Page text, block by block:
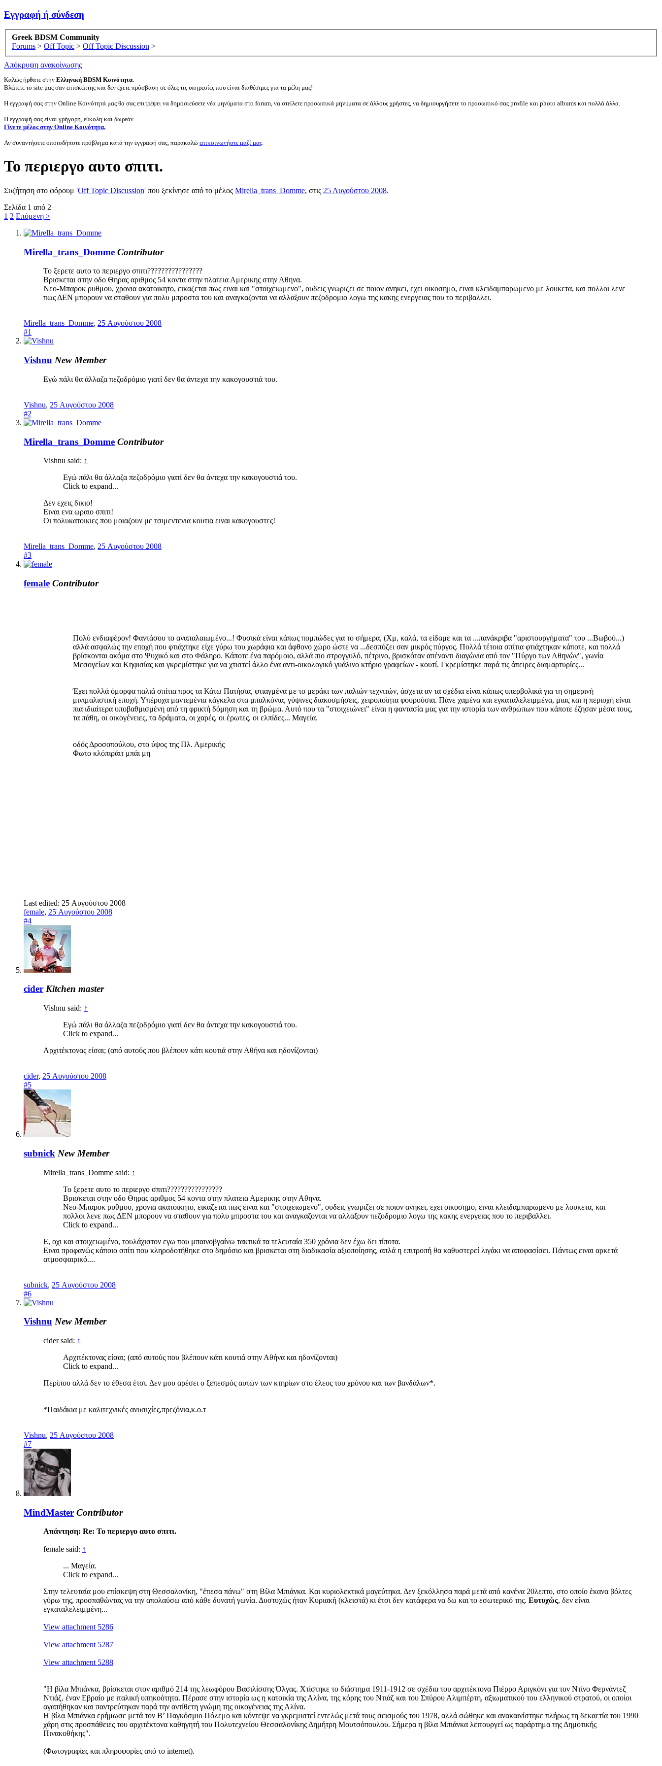
Εγγραφή ή σύνδεση
Greek BDSM Community
Forums > Off Topic > Off Topic Discussion >
Απόκρυψη ανακοίνωσης
Καλώς ήρθατε στην Ελληνική BDSM Κοινότητα.
Βλέπετε το site μας σαν επισκέπτης και δεν έχετε πρόσβαση σε όλες τις υπηρεσίες που είναι διαθέσιμες για τα μέλη μας!
Η εγγραφή σας στην Online Κοινότητά μας θα σας επιτρέψει να δημοσιεύσετε νέα μηνύματα στο forum, να στείλετε προσωπικά μηνύματα σε άλλους χρήστες, να δημιουργήσετε το προσωπικό σας profile και photo albums και πολλά άλλα.
Η εγγραφή σας είναι γρήγορη, εύκολη και δωρεάν.
Γίνετε μέλος στην Online Κοινότητα.
Αν συναντήσετε οποιοδήποτε πρόβλημα κατά την εγγραφή σας, παρακαλώ επικοινωνήστε μαζί μας.
Το περιεργο αυτο σπιτι.
Συζήτηση στο φόρουμ 'Off Topic Discussion' που ξεκίνησε από το μέλος Mirella_trans_Domme, στις 25 Αυγούστου 2008.
Σελίδα 1 από 2
1 2 Επόμενη >
Mirella_trans_Domme Contributor
Το ξερετε αυτο το περιεργο σπιτι????????????????
Βρισκεται στην οδο Θηρας αριθμος 54 κοντα στην πλατεια Αμερικης στην Αθηνα.
Νεο-Μπαροκ ρυθμου, χρονια ακατοικητο, εικαζεται πως ειναι και "στοιχειωμενο", ουδεις γνωριζει σε ποιον ανηκει, εχει οικοσημο, ειναι κλειδαμπαρωμενο με λουκετα, και πολλοι λενε
πως ΔΕΝ μπορουν να σταθουν για πολυ μπροστα του και αναγκαζονται να αλλαξουν πεζοδρομιο λογω της κακης ενεργειας που το περιβαλλει.
Mirella_trans_Domme, 25 Αυγούστου 2008
#1
Vishnu New Member
Εγώ πάλι θα άλλαζα πεζοδρόμιο γιατί δεν θα άντεχα την κακογουστιά του.
Vishnu, 25 Αυγούστου 2008
#2
Mirella_trans_Domme Contributor
Vishnu said: ↑
Εγώ πάλι θα άλλαζα πεζοδρόμιο γιατί δεν θα άντεχα την κακογουστιά του.
Click to expand...
Δεν εχεις δικιο!
Ειναι ενα ωραιο σπιτι!
Οι πολυκατοικιες που μοιαζουν με τσιμεντενια κουτια ειναι κακογουστες!
Mirella_trans_Domme, 25 Αυγούστου 2008
#3
female Contributor
Πολύ ενδιαφέρον! Φαντάσου το αναπαλαιωμένο...! Φυσικά είναι κάπως πομπώδες για το σήμερα, (Χμ, καλά, τα είδαμε και τα ...πανάκριβα "αριστουργήματα" του ...Βωβού...)
αλλά ασφαλώς την εποχή που φτιάχτηκε είχε γύρω του χωράφια και άφθονο χώρο ώστε να ...δεσπόζει σαν μικρός πύργος. Πολλά τέτοια σπίτια φτιάχτηκαν κάποτε, και πολλά
βρίσκονται ακόμα στο Ψυχικό και στο Φάληρο. Κάποτε ένα παρόμοιο, αλλά πιο στρογγυλό, πέτρινο, βρισκόταν απέναντι διαγώνια από τον "Πύργο των Αθηνών", γωνία
Μεσογείων και Κηφισίας και γκρεμίστηκε για να χτιστεί άλλο ένα αντι-οικολογικό γυάλινο κτήριο γραφείων - κουτί. Γκρεμίστηκε παρά τις άπειρες διαμαρτυρίες...
Έχει πολλά όμορφα παλιά σπίτια προς τα Κάτω Πατήσια, φτιαγμένα με το μεράκι των παλιών τεχνιτών, άσχετα αν τα σχέδια είναι κάπως υπερβολικά για τη σημερινή
μινιμαλιστική εποχή. Υπέροχα μαντεμένια κάγκελα στα μπαλκόνια, γύψινες διακοσμήσεις, χειροποίητα φουρούσια. Πάνε χαμένα και εγκαταλελειμμένα, μιας και η περιοχή είναι
πια ιδιαίτερα υποβαθμισμένη από τη φρικτή δόμηση και τη βρώμα. Αυτό που τα "στοιχειώνει" είναι η φαντασία μας για την ιστορία των ανθρώπων που κάποτε έζησαν μέσα τους,
τα πάθη, οι οικογένειες, τα δράματα, οι χαρές, οι έρωτες, οι ελπίδες... Μαγεία.
οδός Δροσοπούλου, στο ύψος της Πλ. Αμερικής
Φωτο κλόπιράιτ μπάι μη
Last edited: 25 Αυγούστου 2008
female, 25 Αυγούστου 2008
#4
cider Kitchen master
Vishnu said: ↑
Εγώ πάλι θα άλλαζα πεζοδρόμιο γιατί δεν θα άντεχα την κακογουστιά του.
Click to expand...
Αρχιτέκτονας είσαι; (από αυτούς που βλέπουν κάτι κουτιά στην Αθήνα και ηδονίζονται)
cider, 25 Αυγούστου 2008
#5
subnick New Member
Mirella_trans_Domme said: ↑
Το ξερετε αυτο το περιεργο σπιτι????????????????
Βρισκεται στην οδο Θηρας αριθμος 54 κοντα στην πλατεια Αμερικης στην Αθηνα.
Νεο-Μπαροκ ρυθμου, χρονια ακατοικητο, εικαζεται πως ειναι και "στοιχειωμενο", ουδεις γνωριζει σε ποιον ανηκει, εχει οικοσημο, ειναι κλειδαμπαρωμενο με λουκετα, και
πολλοι λενε πως ΔΕΝ μπορουν να σταθουν για πολυ μπροστα του και αναγκαζονται να αλλαξουν πεζοδρομιο λογω της κακης ενεργειας που το περιβαλλει.
Click to expand...
Ε, οχι και στοιχειωμένο, τουλάχιστον εγω που μπαινοβγαίνω τακτικά τα τελευταία 350 χρόνια δεν έχω δει τίποτα.
Ειναι προφανώς κάποιο σπίτι που κληροδοτήθηκε στο δημόσιο και βρισκεται στη διαδικασία αξιοποίησης, απλά η επιτροπή θα καθυστερεί λιγάκι να αποφασίσει. Πάντως ειναι αρκετά
ατμοσφαιρικό....
subnick, 25 Αυγούστου 2008
#6
Vishnu New Member
cider said: ↑
Αρχιτέκτονας είσαι; (από αυτούς που βλέπουν κάτι κουτιά στην Αθήνα και ηδονίζονται)
Click to expand...
Περίπου αλλά δεν το έθεσα έτσι. Δεν μου αρέσει ο ξεπεσμός αυτών των κτηρίων στο έλεος του χρόνου και των βανδάλων*.
*Παιδάκια με καλιτεχνικές ανυσιχίες,πρεζόνια,κ.ο.τ
Vishnu, 25 Αυγούστου 2008
#7
MindMaster Contributor
Απάντηση: Re: Το περιεργο αυτο σπιτι.
female said: ↑
... Μαγεία.
Click to expand...
Στην τελευταία μου επίσκεψη στη Θεσσαλονίκη, "έπεσα πάνω" στη Βίλα Μπιάνκα. Και κυριολεκτικά μαγεύτηκα. Δεν ξεκόλλησα παρά μετά από κανένα 20λεπτο, στο οποίο έκανα βόλτες
γύρω της, προσπαθώντας να την απολαύσω από κάθε δυνατή γωνία. Δυστυχώς ήταν Κυριακή (κλειστά) κι έτσι δεν κατάφερα να δω και το εσωτερικό της. Ευτυχώς, δεν είναι
εγκαταλελειμμένη...
View attachment 5286
View attachment 5287
View attachment 5288
"Η βίλα Μπιάνκα, βρίσκεται στον αριθμό 214 της λεωφόρου Βασιλίσσης Όλγας. Χτίστηκε το διάστημα 1911-1912 σε σχέδια του αρχιτέκτονα Πιέρρο Αριγκόνι για τον Ντίνο Φερνάντεζ
Ντιάζ, έναν Εβραίο με ιταλική υπηκοότητα. Πέρασε στην ιστορία ως η κατοικία της Αλίνα, της κόρης του Ντιάζ και του Σπύρου Αλιμπέρτη, αξιωματικού του ελληνικού στρατού, οι οποίοι
αγαπήθηκαν και παντρεύτηκαν παρά την αντίθετη γνώμη της οικογένειας της Αλίνα.
Η βίλα Μπιάνκα ερήμωσε μετά τον Β’ Παγκόσμιο Πόλεμο και κόντεψε να γκρεμιστεί εντελώς μετά τους σεισμούς του 1978, αλλά σώθηκε και ανακαινίστηκε πλήρως τη δεκαετία του 1990
χάρη στις προσπάθειες του αρχιτέκτονα καθηγητή του Πολυτεχνείου Θεσσαλονίκης Δημήτρη Μουτσόπουλου. Σήμερα η βίλα Μπιάνκα λειτουργεί ως παράρτημα της Δημοτικής
Πινακοθήκης".
(Φωτογραφίες και πληροφορίες από το internet).